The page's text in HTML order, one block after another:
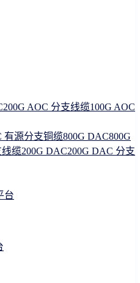
200G AOC 分支线缆100G AOC
有源分支铜缆800G DAC800G
线缆200G DAC200G DAC 分支
台